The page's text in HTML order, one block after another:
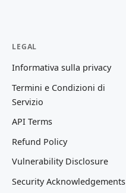
LEGAL
Informativa sulla privacy
Termini e Condizioni di
Servizio
API Terms
Refund Policy
Vulnerability Disclosure
Security Acknowledgements